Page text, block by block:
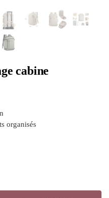
cabine
organisés